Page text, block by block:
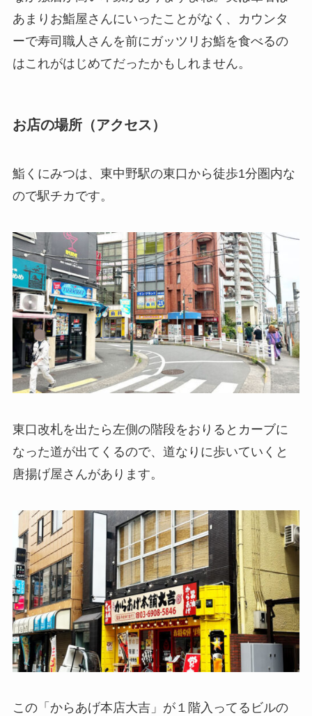
あまりお鮨屋さんにいったことがなく、カウンタ
ーで寿司職人さんを前にガッツリお鮨を食べるの
はこれがはじめてだったかもしれません。
お店の場所（アクセス）
鮨くにみつは、東中野駅の東口から徒歩1分圏内な
ので駅チカです。
東口改札を出たら左側の階段をおりるとカーブに
なった道が出てくるので、道なりに歩いていくと
唐揚げ屋さんがあります。
この「からあげ本店大吉」が１階入ってるビルの